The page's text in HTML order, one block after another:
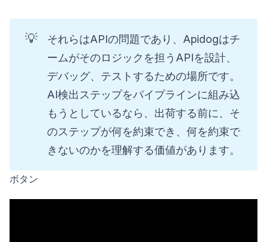
💡
それらはAPIの問題であり、Apidogはチ
ームがそのロジックを担うAPIを設計、
デバッグ、テストするための場所です。
AI検出ステップをパイプラインに組み込
もうとしているなら、出荷する前に、そ
のステップが何を約束でき、何を約束で
きないのかを理解する価値があります。
ボタン